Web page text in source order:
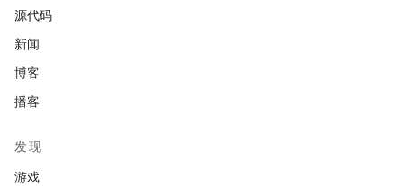
源代码
新闻
博客
播客
发现
游戏